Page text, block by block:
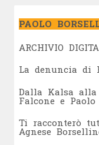
PAOLO
ARCHIVIO
La denuncia di
Dalla Kalsa
Falcone e
Ti racconterò
Agnese